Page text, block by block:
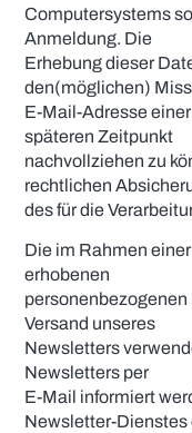
Computersystems
Anmeldung. Die
Erhebung dieser
den(möglichen)
E-Mail-Adresse
späteren Zeitpunkt
nachvollziehen zu
rechtlichen
des für die
Die im Rahmen
erhobenen
Versand unseres
Newsletters
Newsletters per
E-Mail informiert
Newsletter-Dienstes